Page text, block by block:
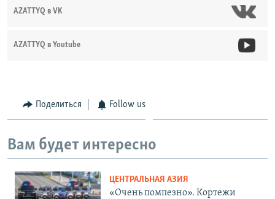
AZATTYQ в VK
AZATTYQ в Youtube
Поделиться Follow us
Вам будет интересно
ЦЕНТРАЛЬНАЯ АЗИЯ
«Очень помпезно». Кортежи